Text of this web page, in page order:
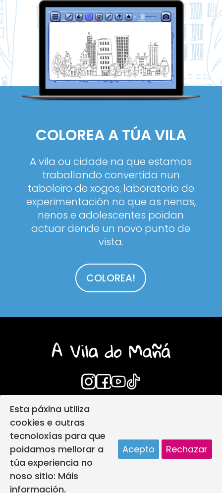
COLOREA A TÚA VILA
A vila ou cidade na que estamos
traballando convertida nun
taboleiro de xogos, laboratorio de
experimentación no que as nenas,
nenos e adolescentes poidan
actuar dende un novo punto de
vista.
COLOREA!
Login
Política de privacidade
Política de protección infantil
Política de Cookies
Deseño web
A vila do mañá creada por
Esta páxina utiliza
cookies e outras
tecnoloxías para que
poidamos mellorar a
túa experiencia no
noso sitio: Máis
información.
Acepto Rechazar